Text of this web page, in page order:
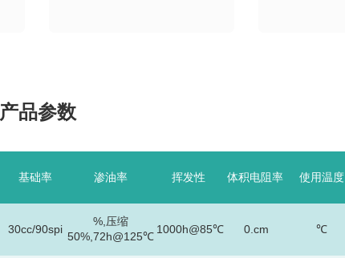
产品参数
基础率 渗油率 挥发性 体积电阻率 使用温度
30cc/90spi
%,压缩
50%,72h@125℃
1000h@85℃ 0.cm ℃